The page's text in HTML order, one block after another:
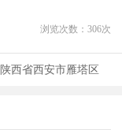
浏览次数： 306次
陕西省西安市雁塔区